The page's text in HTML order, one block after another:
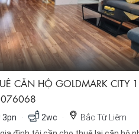
CĂN HỘ GOLDMARK
3pn · 2wc ·
Bắc Từ Liêm